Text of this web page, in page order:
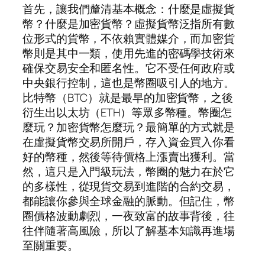
首先，讓我們釐清基本概念：什麼是虛擬貨
幣？什麼是加密貨幣？虛擬貨幣泛指所有數
位形式的貨幣，不依賴實體媒介，而加密貨
幣則是其中一類，使用先進的密碼學技術來
確保交易安全和匿名性。它不受任何政府或
中央銀行控制，這也是幣圈吸引人的地方。
比特幣（BTC）就是最早的加密貨幣，之後
衍生出以太坊（ETH）等眾多幣種。幣圈怎
麼玩？加密貨幣怎麼玩？最簡單的方式就是
在虛擬貨幣交易所開戶，存入資金買入你看
好的幣種，然後等待價格上漲賣出獲利。當
然，這只是入門級玩法，幣圈的魅力在於它
的多樣性，從現貨交易到進階的合約交易，
都能讓你參與全球金融的脈動。但記住，幣
圈價格波動劇烈，一夜致富的故事背後，往
往伴隨著高風險，所以了解基本知識再進場
至關重要。